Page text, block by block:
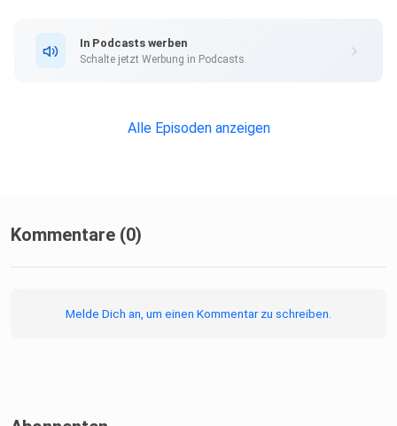
In Podcasts werben
Schalte jetzt Werbung in Podcasts.
Alle Episoden anzeigen
Kommentare (0)
Melde Dich an, um einen Kommentar zu schreiben.